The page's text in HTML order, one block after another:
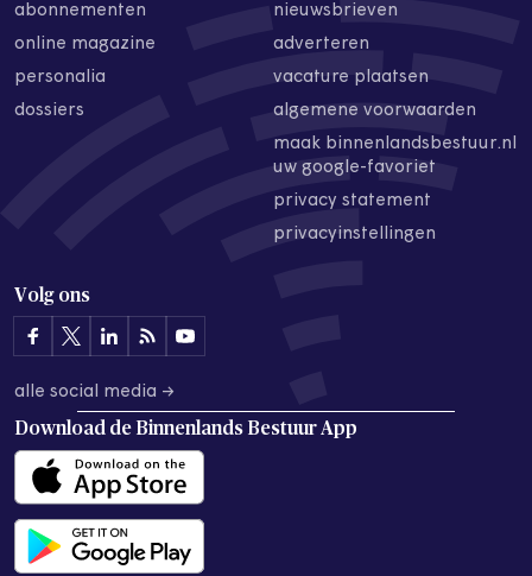
abonnementen
online magazine
personalia
dossiers
nieuwsbrieven
adverteren
vacature plaatsen
algemene voorwaarden
maak binnenlandsbestuur.nl
uw google-favoriet
privacy statement
privacyinstellingen
Volg ons
alle social media →
Download de Binnenlands Bestuur App